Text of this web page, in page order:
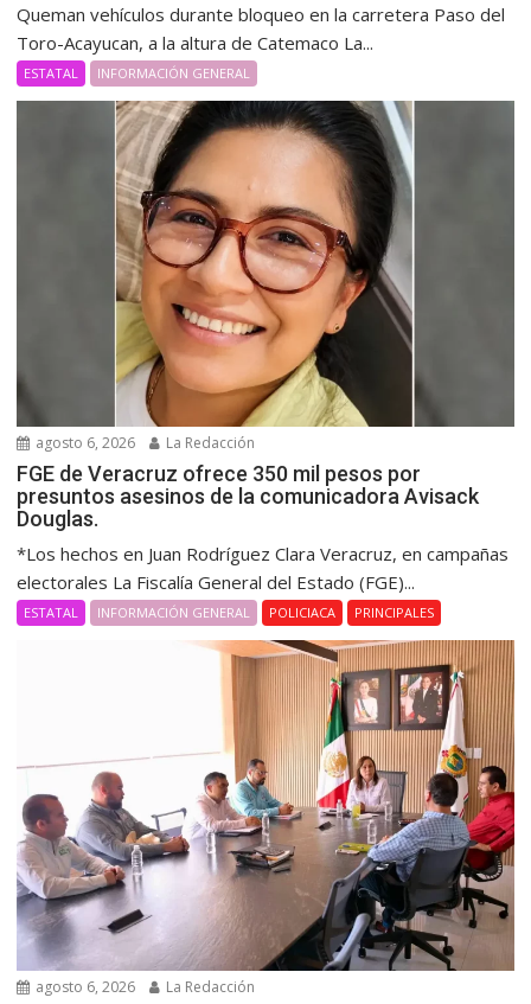
Queman vehículos durante bloqueo en la carretera Paso del
Toro-Acayucan, a la altura de Catemaco La...
ESTATAL INFORMACIÓN GENERAL
agosto 6, 2026 La Redacción
FGE de Veracruz ofrece 350 mil pesos por
presuntos asesinos de la comunicadora Avisack
Douglas.
*Los hechos en Juan Rodríguez Clara Veracruz, en campañas
electorales La Fiscalía General del Estado (FGE)...
ESTATAL INFORMACIÓN GENERAL POLICIACA PRINCIPALES
agosto 6, 2026 La Redacción